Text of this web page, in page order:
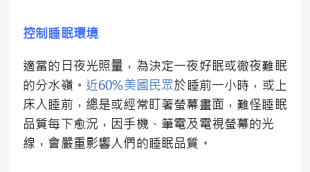
控制睡眠環境
適當的日夜光照量，為決定一夜好眠或徹夜難眠
的分水嶺。 近60%美國民眾於睡前一小時，或上
床入睡前，總是或經常盯著螢幕畫面，難怪睡眠
品質每下愈況，因手機、筆電及電視螢幕的光
線，會嚴重影響人們的睡眠品質。